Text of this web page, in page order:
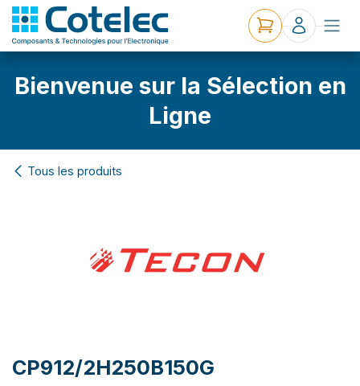
Bienvenue sur la Sélection en
Ligne
Tous les produits
CP912/2H250B150G